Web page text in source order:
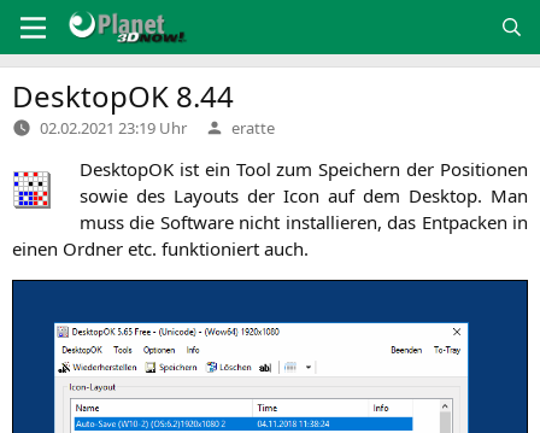
Inhalt
springen
DesktopOK 8.44
02.02.2021 23:19 Uhr Verfasst
von
eratte
Desk­topOK ist ein Tool zum Spei­chern der Posi­tio­nen
sowie des Lay­outs der Icon auf dem Desk­top. Man
muss die Soft­ware nicht instal­lie­ren, das Ent­pa­cken in
einen Ord­ner etc. funk­tio­niert auch.